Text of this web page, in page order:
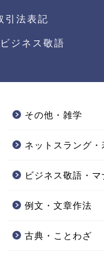
引法表記
ビジネス敬語
その他・雑学
ネットスラング・
ビジネス敬語・マ
例文・文章作法
古典・ことわざ